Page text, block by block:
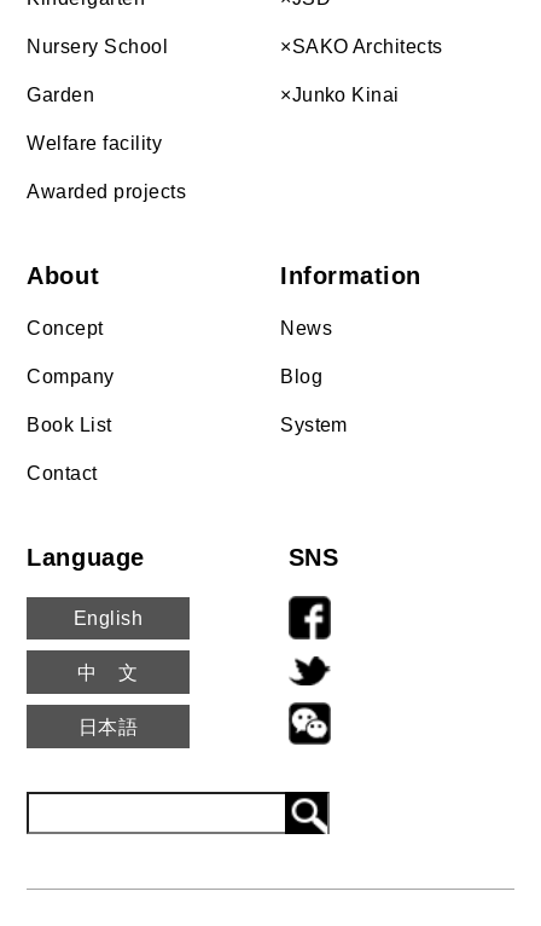
Nursery School
Garden
Welfare facility
Awarded projects
×SAKO Architects
×Junko Kinai
About
Concept
Company
Book List
Contact
Information
News
Blog
System
Language
English
中文
日本語
SNS